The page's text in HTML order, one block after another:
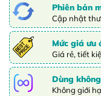
Phiên bản
Cập nhật
Mức giá ưu
Giá rẻ, tiết
Dùng
Không giới